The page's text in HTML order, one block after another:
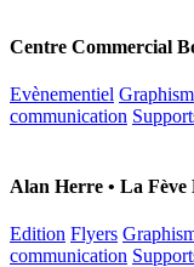
Centre Commercial
Evènementiel
communication
Alan Herre • La Fève
Edition Flyers
communication